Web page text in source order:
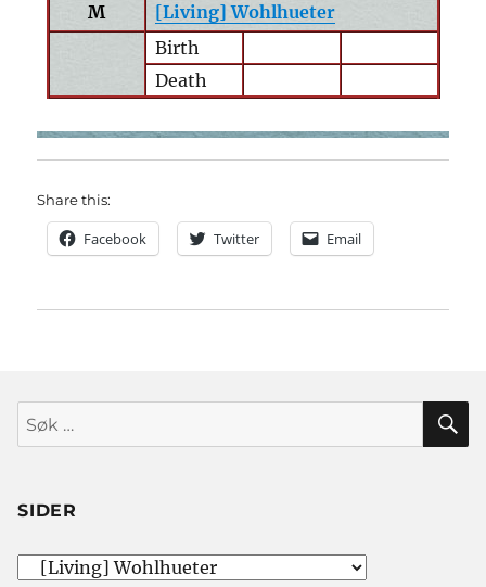
M
[Living] Wohlhueter
Birth
Death
Share this:
Facebook Twitter Email
Søk
etter:
SIDER